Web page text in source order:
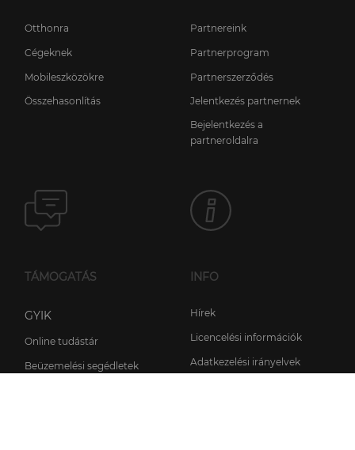
Otthonra
Cégeknek
Mobileszközökre
Összehasonlítás
Partnereink
Partnerprogram
Partnerszerződés
Jelentkezés partnernek
Bejelentkezés a
partneroldalra
TÁMOGATÁS
GYIK
Online tudástár
Beüzemelési segédletek
INFO
Hírek
Licencelési információk
Adatkezelési irányelvek